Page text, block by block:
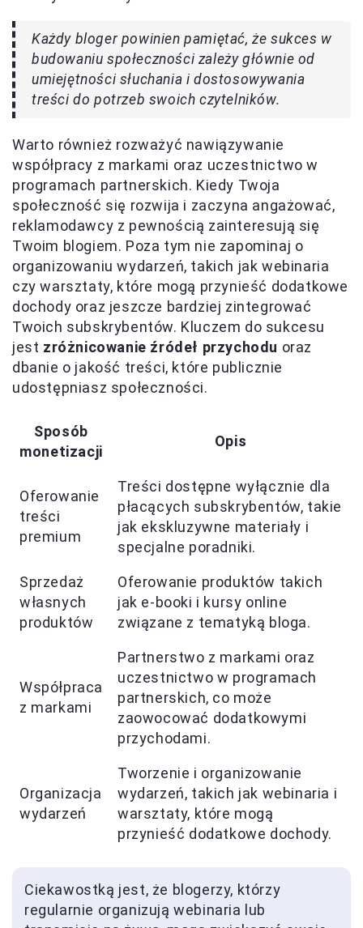
Każdy bloger powinien pamiętać, że sukces w
budowaniu społeczności zależy głównie od
umiejętności słuchania i dostosowywania
treści do potrzeb swoich czytelników.
Warto również rozważyć nawiązywanie
współpracy z markami oraz uczestnictwo w
programach partnerskich. Kiedy Twoja
społeczność się rozwija i zaczyna angażować,
reklamodawcy z pewnością zainteresują się
Twoim blogiem. Poza tym nie zapominaj o
organizowaniu wydarzeń, takich jak webinaria
czy warsztaty, które mogą przynieść dodatkowe
dochody oraz jeszcze bardziej zintegrować
Twoich subskrybentów. Kluczem do sukcesu
jest zróżnicowanie źródeł przychodu oraz
dbanie o jakość treści, które publicznie
udostępniasz społeczności.
Sposób
monetizacji
Opis
Oferowanie
treści
premium
Treści dostępne wyłącznie dla
płacących subskrybentów, takie
jak ekskluzywne materiały i
specjalne poradniki.
Sprzedaż
własnych
produktów
Oferowanie produktów takich
jak e-booki i kursy online
związane z tematyką bloga.
Współpraca
z markami
Partnerstwo z markami oraz
uczestnictwo w programach
partnerskich, co może
zaowocować dodatkowymi
przychodami.
Organizacja
wydarzeń
Tworzenie i organizowanie
wydarzeń, takich jak webinaria i
warsztaty, które mogą
przynieść dodatkowe dochody.
Ciekawostką jest, że blogerzy, którzy
regularnie organizują webinaria lub